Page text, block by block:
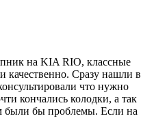
на KIA RIO, классные
качественно. Сразу нашли в
что нужно
кончались колодки, а так
были бы проблемы. Если на